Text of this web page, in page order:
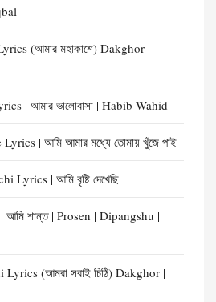
(আমার মহাকাশে) Dakghor |
| আমার ভালোবাসা | Habib Wahid
| আমি আমার মধ্যে তোমায় খুঁজে পাই
| আমি বৃষ্টি দেখেছি
শান্ত | Prosen | Dipangshu |
(আমরা সবাই চিঠি) Dakghor |